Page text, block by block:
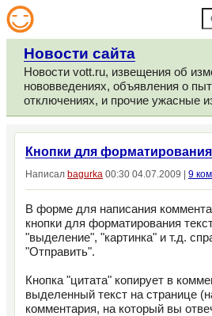
Новости сайта
Новости vott.ru, извещения об
нововведениях, объявления о
отключениях, и прочие ужасные
Кнопки для форматирования
Написал bagurka 00:30 04.07.2009 | 9
В форме для написания
кнопки для форматирования
"выделение", "картинка" и т.д.
"Отправить".
Кнопка "цитата" копирует в
выделенный текст на странице
комментария, на который вы